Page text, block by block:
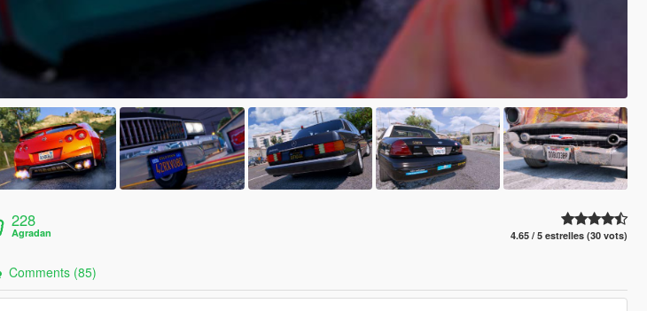
228
Agradan 4.65 / 5 estrelles (30 vots)
Comments (85)